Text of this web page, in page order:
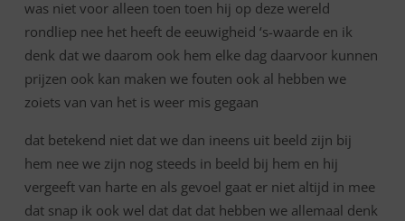
was niet voor alleen toen toen hij op deze wereld
rondliep nee het heeft de eeuwigheid ‘s-waarde en ik
denk dat we daarom ook hem elke dag daarvoor kunnen
prijzen ook kan maken we fouten ook al hebben we
zoiets van van het is weer mis gegaan
dat betekend niet dat we dan ineens uit beeld zijn bij
hem nee we zijn nog steeds in beeld bij hem en hij
vergeeft van harte en als gevoel gaat er niet altijd in mee
dat snap ik ook wel dat dat dat hebben we allemaal denk